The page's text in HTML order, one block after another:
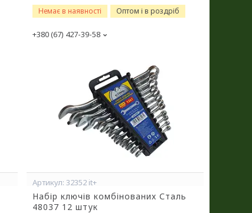
Немає в наявності Оптом і в роздріб
+380 (67) 427-39-58
32352 it+
Набір ключів комбінованих Сталь
48037 12 штук